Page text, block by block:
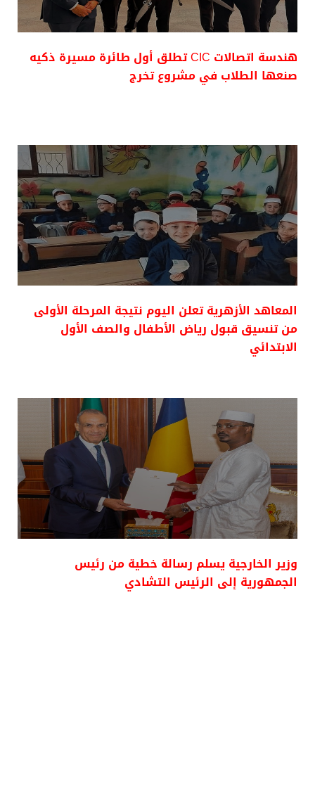
هندسة اتصالات CIC تطلق أول طائرة مسيرة ذكيه
صنعها الطلاب في مشروع تخرج
المعاهد الأزهرية تعلن اليوم نتيجة المرحلة الأولى
من تنسيق قبول رياض الأطفال والصف الأول
الابتدائي
وزير الخارجية يسلم رسالة خطية من رئيس
الجمهورية إلى الرئيس التشادي